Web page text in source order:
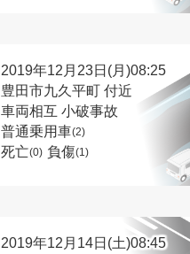
2019年12月23日(月)08:25
豊田市九久平町 付近
車両相互 小破事故
普通乗用車(2)
死亡(0) 負傷(1)
2019年12月14日(土)08:45